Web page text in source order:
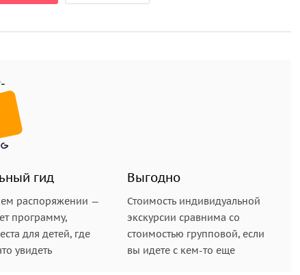
гид
распоряжении —
программу,
для детей, где
увидеть
Выгодно
Стоимость индивидуальной
экскурсии сравнима со
стоимостью групповой, если
вы идете с кем-то еще